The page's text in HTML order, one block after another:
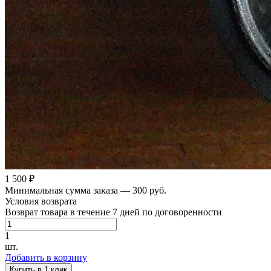
1 500 ₽
Минимальная сумма заказа — 300 руб.
Условия возврата
Возврат товара в течение 7 дней по договоренности
1
шт.
Добавить в корзину